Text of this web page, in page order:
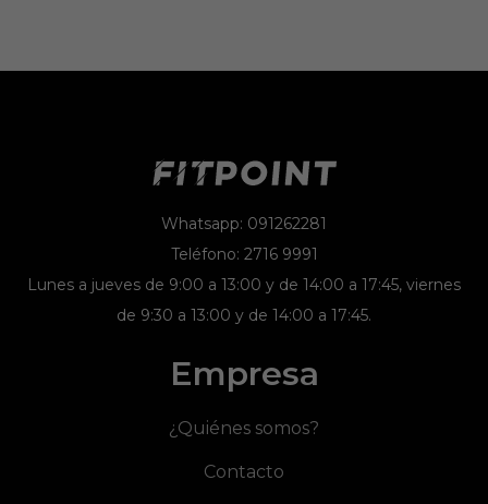
Whatsapp: 091262281
Teléfono: 2716 9991
Lunes a jueves de 9:00 a 13:00 y de 14:00 a 17:45, viernes
de 9:30 a 13:00 y de 14:00 a 17:45.
Empresa
¿Quiénes somos?
Contacto